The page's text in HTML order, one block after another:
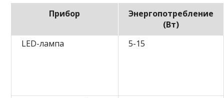
Прибор
Энергопотребление
(Вт)
LED-лампа
5-15